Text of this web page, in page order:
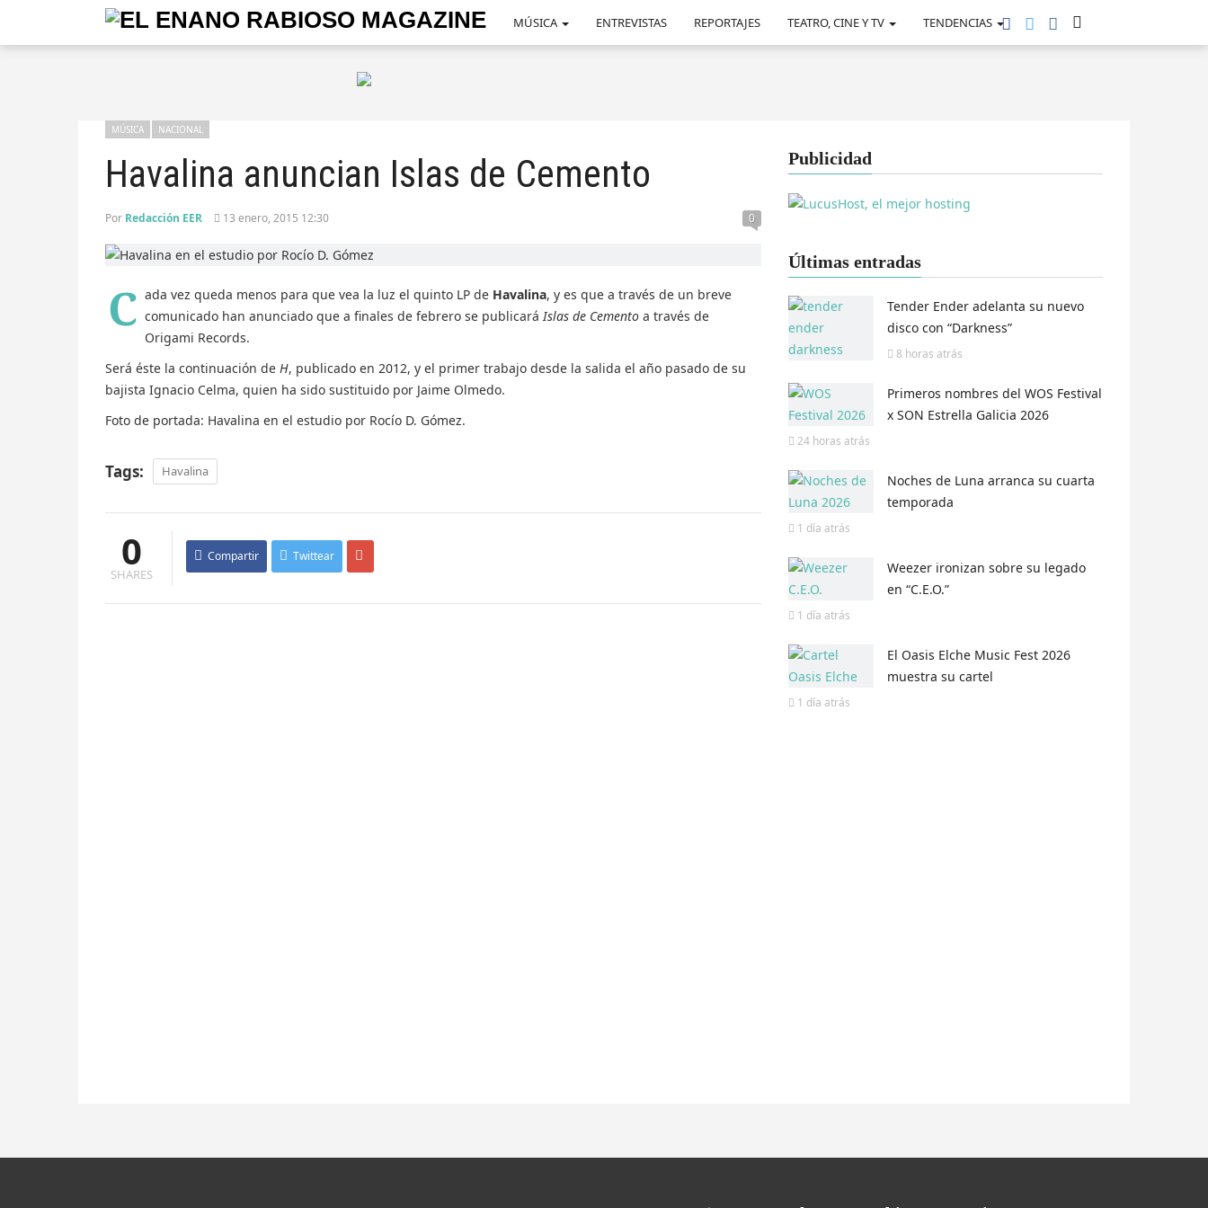
MÚSICA ENTREVISTAS REPORTAJES TEATRO, CINE Y TV TENDENCIAS
Havalina anuncian Islas de Cemento
MÚSICA NACIONAL
Por Redacción EER 13 enero, 2015 12:30 0
C ada vez queda menos para que vea la luz el quinto LP de Havalina, y es que a través de un breve
comunicado han anunciado que a finales de febrero se publicaráIslas de Cemento a través de
Origami Records.
Será éste la continuación de H, publicado en 2012, y el primer trabajo desde la salida el año pasado de su
bajista Ignacio Celma, quien ha sido sustituido por Jaime Olmedo.
Foto de portada: Havalina en el estudio por Rocío D. Gómez.
Tags: Havalina
0
SHARES
Compartir Twittear
Publicidad
Últimas entradas
Tender Ender adelanta su nuevo
disco con “Darkness”
8 horas atrás
Primeros nombres del WOS Festival
x SON Estrella Galicia 2026
24 horas atrás
Noches de Luna arranca su cuarta
temporada
1 día atrás
Weezer ironizan sobre su legado
en “C.E.O.”
1 día atrás
El Oasis Elche Music Fest 2026
muestra su cartel
1 día atrás